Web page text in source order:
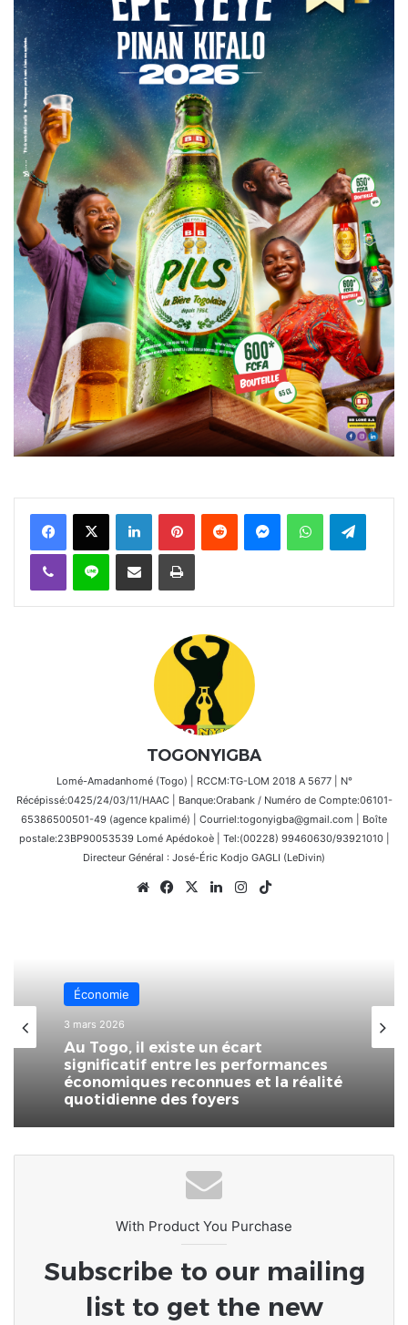
FacebookX Linkedin PinterestReddit MessengerWhatsAppTelegram
Viber Ligne Partager par email Imprimer
TOGONYIGBA
Lomé-Amadanhomé (Togo) | RCCM:TG-LOM 2018 A 5677 | N°
Récépissé:0425/24/03/11/HAAC | Banque:Orabank / Numéro de Compte:06101-
65386500501-49 (agence kpalimé) | Courriel:togonyigba@gmail.com | Boîte
postale:23BP90053539 Lomé Apédokoè | Tel:(00228) 99460630/93921010 |
Directeur Général : José-Éric Kodjo GAGLI (LeDivin)
WebsiteFacebook
X LinkedinInstagram
Économie
3 mars 2026
Au Togo, il existe un écart
significatif entre les performances
quotidienne des foyers
Afrique
Côte d’Ivoire : Naya Jarvis Zamblé,
députée, propose de légaliser la
polygamie dans le pays
With Product You Purchase
Subscribe to our mailing
list to get the new